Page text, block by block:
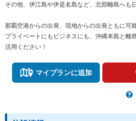
その他、伊江島や伊是名島など、北部離島へも
那覇空港からの出発、現地からの出発ともに可能
プライベートにもビジネスにも、沖縄本島と離
活用ください！
マイプランに追加